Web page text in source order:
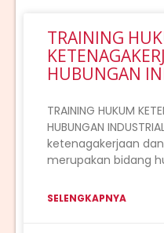
TRAINING
HUBUNGAN
TRAINING HUKUM
HUBUNGAN
ketenagakerjaan
merupakan bidang
SELENGKAPNYA